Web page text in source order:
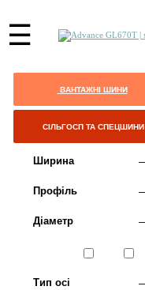
☰
ВАНТАЖНІ ШИНИ
СІЛЬГОСП ТА СПЕЦШИНИ
Ширина
Профіль
Діаметр
Тип осі